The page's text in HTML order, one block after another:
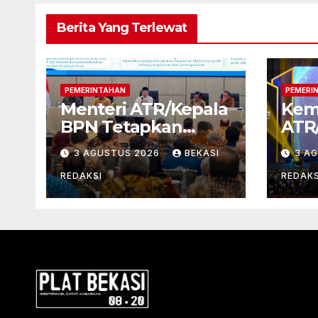
Berita Yang Terlewat
PEMERINTAHAN
Menteri ATR/Kepala
BPN Tetapkan
Standar Waktu
Layanan untuk
Pengukuran Tanah
dan Peralihan Hak
3 AGUSTUS 2026 BEKASI
REDAKSI
3